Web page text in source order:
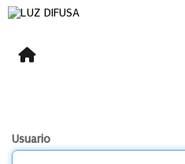
Usuario